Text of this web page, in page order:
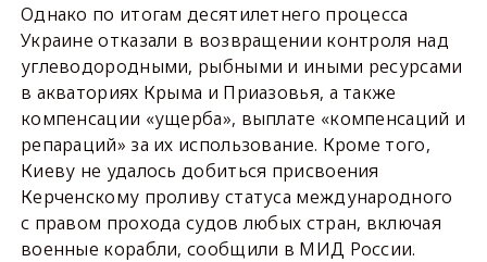
Однако по итогам десятилетнего процесса
Украине отказали в возвращении контроля над
углеводородными, рыбными и иными ресурсами
в акваториях Крыма и Приазовья, а также
компенсации «ущерба», выплате «компенсаций и
репараций» за их использование. Кроме того,
Киеву не удалось добиться присвоения
Керченскому проливу статуса международного
с правом прохода судов любых стран, включая
военные корабли, сообщили в МИД России.